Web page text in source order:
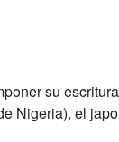
su
Nigeria), el